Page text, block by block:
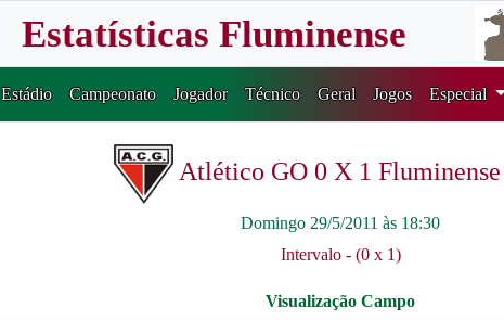
Estatísticas Fluminense
Estádio Campeonato Jogador Técnico Geral Jogos Especial
Atlético GO 0 X 1 Fluminense
Domingo 29/5/2011 às 18:30
Intervalo - (0 x 1)